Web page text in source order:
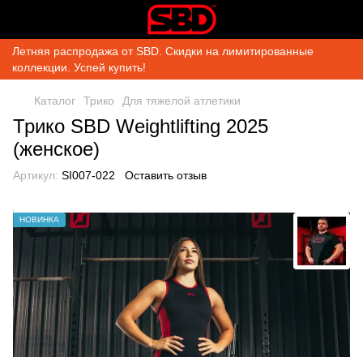
Летняя распродажа от SBD. Скидки на лимитированные
коллекции. Успей купить!
Каталог Трико Для тяжелой атлетики
Трико SBD Weightlifting 2025
(женское)
Артикул: SI007-022 Оставить отзыв
НОВИНКА